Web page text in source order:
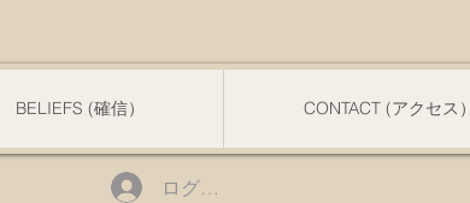
BELIEFS (確信） CONTACT (アクセス
ログイン